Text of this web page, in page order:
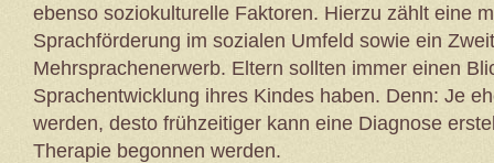
ebenso soziokulturelle Faktoren. Hierzu zählt eine
Sprachförderung im sozialen Umfeld sowie ein
Mehrsprachenerwerb. Eltern sollten immer einen
Sprachentwicklung ihres Kindes haben. Denn: Je
werden, desto frühzeitiger kann eine Diagnose
Therapie begonnen werden.